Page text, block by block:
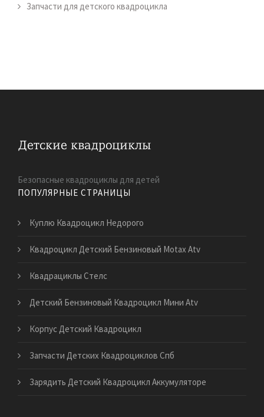
Запчасти для детского квадроцикла
Безопасные квадроциклы для детей
ПОПУЛЯРНЫЕ СТРАНИЦЫ
Куплю Квадроцикл Недорого
Квадроцикл Детский Бензиновый Motax Atv
Квадрациклы Стелс
Детский Бензиновый Квадроцикл Мини Atv
Корпус Детский Квадроцикл
Запчасти Детских Квадроциклов Спб
Зарядить Детский Квадроцикл Аккумуляторе